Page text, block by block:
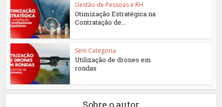
Gestão de Pessoas e RH
Otimização Estratégica na
Contratação de...
Sem Categoria
Utilização de drones em
rondas
Sobre o autor